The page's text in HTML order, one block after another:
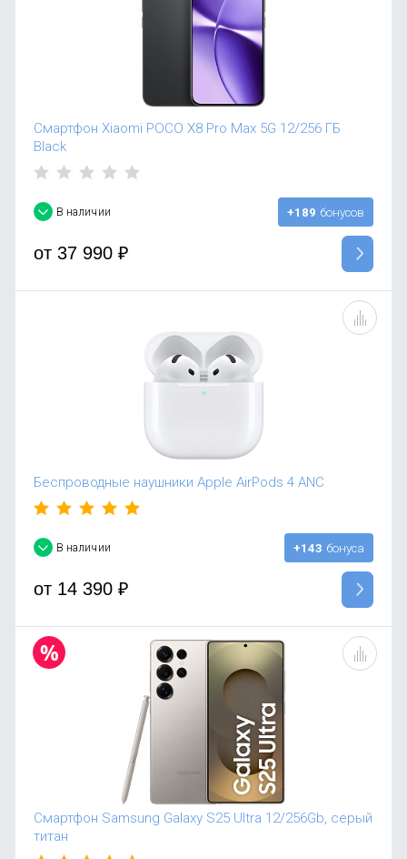
Смартфон Xiaomi POCO X8 Pro Max 5G 12/256 ГБ
Black
В наличии +189 бонусов
от37 990 ₽
Беспроводные наушники Apple AirPods 4 ANC
В наличии +143 бонуса
от14 390 ₽
Смартфон Samsung Galaxy S25 Ultra 12/256Gb, серый
титан